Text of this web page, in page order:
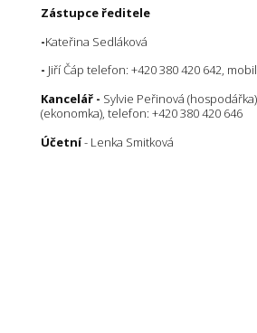
Zástupce ředitele
-Kateřina Sedláková
- Jiří Čáp telefon: +420 380 420 642,
Kancelář - Sylvie Peřinová
(ekonomka), telefon: +420 380 420 646
Účetní- Lenka Smitková